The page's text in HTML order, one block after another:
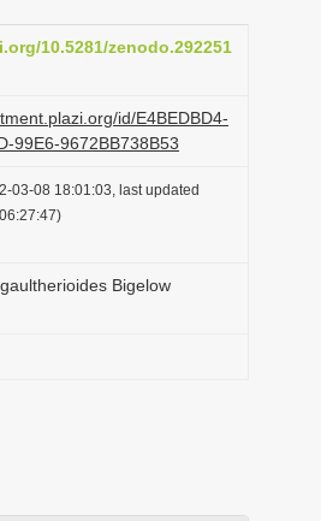
g
i
n
10.5281/zenodo.292251
id/E4BEDBD4-
99E6-9672BB738B53
03-08 18:01:03, last updated
Bigelow